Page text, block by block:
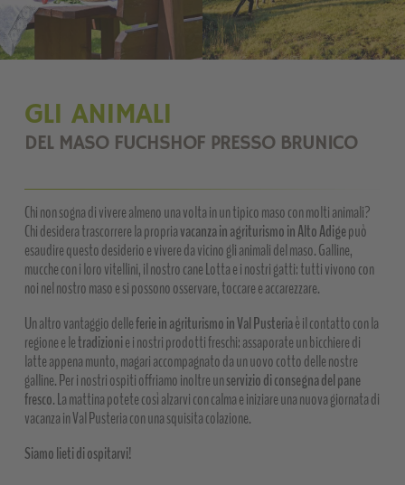
GLI ANIMALI
DEL MASO FUCHSHOF PRESSO BRUNICO
Chi non sogna di vivere almeno una volta in un tipico maso con molti animali?
Chi desidera trascorrere la propriavacanza in agriturismo in Alto Adigepuò
esaudire questo desiderio e vivere da vicino gli animali del maso. Galline,
mucche con i loro vitellini, il nostro cane Lotta e i nostri gatti: tutti vivono con
noi nel nostro maso e si possono osservare, toccare e accarezzare.
Un altro vantaggio delleferie in agriturismo in Val Pusteriaè il contatto con la
regione e letradizionie i nostri prodotti freschi: assaporate un bicchiere di
latte appena munto, magari accompagnato da un uovo cotto delle nostre
galline. Per i nostri ospiti offriamo inoltre unservizio di consegna del pane
fresco. La mattina potete così alzarvi con calma e iniziare una nuova giornata di
vacanza in Val Pusteria con una squisita colazione.
Siamo lieti di ospitarvi!